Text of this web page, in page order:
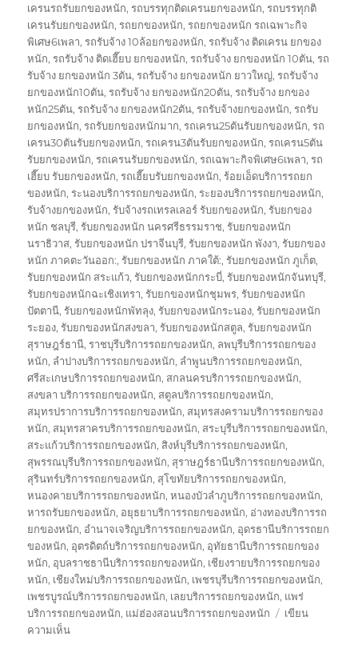
เครนรถรับยกของหนัก,รถบรรทุกติดเครนยกของหนัก,รถบรรทุกติ
เครนรับยกของหนัก,รถยกของหนัก,รถยกของหนัก รถเฉพาะกิจ
พิเศษ6เพลา,รถรับจ้าง 10ล้อยกของหนัก,รถรับจ้าง ติดเครน ยกของ
หนัก,รถรับจ้าง ติดเฮี๊ยบ ยกของหนัก,รถรับจ้าง ยกของหนัก 10ตัน,รถ
รับจ้าง ยกของหนัก 3ตัน,รถรับจ้าง ยกของหนัก ยาวใหญ่,รถรับจ้าง
ยกของหนัก10ตัน,รถรับจ้าง ยกของหนัก20ตัน,รถรับจ้าง ยกของ
หนัก25ตัน,รถรับจ้าง ยกของหนัก2ตัน,รถรับจ้างยกของหนัก,รถรับ
ยกของหนัก,รถรับยกของหนักมาก,รถเครน25ตันรับยกของหนัก,รถ
เครน30ตันรับยกของหนัก,รถเครน3ตันรับยกของหนัก,รถเครน5ตัน
รับยกของหนัก,รถเครนรับยกของหนัก,รถเฉพาะกิจพิเศษ6เพลา,รถ
เฮี๊ยบ รับยกของหนัก,รถเฮี๊ยบรับยกของหนัก,ร้อยเอ็ดบริการรถยก
ของหนัก,ระนองบริการรถยกของหนัก,ระยองบริการรถยกของหนัก,
รับจ้างยกของหนัก,รับจ้างรถเทรลเลอร์ รับยกของหนัก,รับยกของ
หนัก ชลบุรี,รับยกของหนัก นครศรีธรรมราช,รับยกของหนัก
นราธิวาส,รับยกของหนัก ปราจีนบุรี,รับยกของหนัก พังงา,รับยกของ
หนัก ภาคตะวันออก:,รับยกของหนัก ภาคใต้:,รับยกของหนัก ภูเก็ต,
รับยกของหนัก สระแก้ว,รับยกของหนักกระบี่,รับยกของหนักจันทบุรี,
รับยกของหนักฉะเชิงเทรา,รับยกของหนักชุมพร,รับยกของหนัก
ปัตตานี,รับยกของหนักพัทลุง,รับยกของหนักระนอง,รับยกของหนัก
ระยอง,รับยกของหนักสงขลา,รับยกของหนักสตูล,รับยกของหนัก
สุราษฎร์ธานี,ราชบุรีบริการรถยกของหนัก, ลพบุรีบริการรถยกของ
หนัก, ลำปางบริการรถยกของหนัก, ลำพูนบริการรถยกของหนัก,
ศรีสะเกษบริการรถยกของหนัก, สกลนครบริการรถยกของหนัก,
สงขลา บริการรถยกของหนัก, สตูลบริการรถยกของหนัก,
สมุทรปราการบริการรถยกของหนัก, สมุทรสงครามบริการรถยกของ
หนัก, สมุทรสาครบริการรถยกของหนัก, สระบุรีบริการรถยกของหนัก,
สระแก้วบริการรถยกของหนัก, สิงห์บุรีบริการรถยกของหนัก,
สุพรรณบุรีบริการรถยกของหนัก, สุราษฎร์ธานีบริการรถยกของหนัก,
สุรินทร์บริการรถยกของหนัก, สุโขทัยบริการรถยกของหนัก,
หนองคายบริการรถยกของหนัก,หนองบัวลำภูบริการรถยกของหนัก,
หารถรับยกของหนัก, อยุธยาบริการรถยกของหนัก, อ่างทองบริการรถ
ยกของหนัก, อำนาจเจริญบริการรถยกของหนัก, อุดรธานีบริการรถยก
ของหนัก, อุตรดิตถ์บริการรถยกของหนัก, อุทัยธานีบริการรถยกของ
หนัก, อุบลราชธานีบริการรถยกของหนัก, เชียงรายบริการรถยกของ
หนัก, เชียงใหม่บริการรถยกของหนัก, เพชรบุรีบริการรถยกของหนัก,
เพชรบูรณ์บริการรถยกของหนัก, เลยบริการรถยกของหนัก, แพร่
บริการรถยกของหนัก, แม่ฮ่องสอนบริการรถยกของหนัก
เขียน
ความเห็นบน